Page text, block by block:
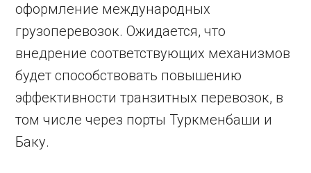
оформление международных
грузоперевозок. Ожидается, что
внедрение соответствующих механизмов
будет способствовать повышению
эффективности транзитных перевозок, в
том числе через порты Туркменбаши и
Баку.